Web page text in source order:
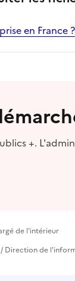
en France ?
+.
de l'intérieur
Direction de